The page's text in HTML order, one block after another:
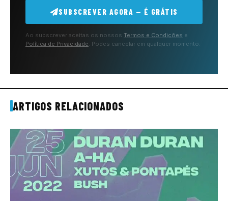
SUBSCREVER AGORA — É GRÁTIS
Ao subscrever aceitas os nossos Termos e Condições e
Política de Privacidade. Podes cancelar em qualquer momento.
ARTIGOS RELACIONADOS